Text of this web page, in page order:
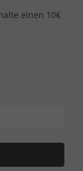
einen 10€